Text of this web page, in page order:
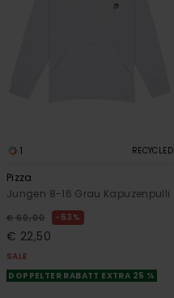
1 RECYCLED
Pizza
Jungen 8-16 Grau Kapuzenpulli
€ 60,00 63%
€ 22,50
SALE
DOPPELTER RABATT EXTRA 25 %